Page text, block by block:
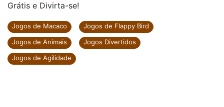
Grátis e Divirta-se!
Jogos de Macaco
Jogos de Flappy Bird
Jogos de Animais
Jogos Divertidos
Jogos de Agilidade